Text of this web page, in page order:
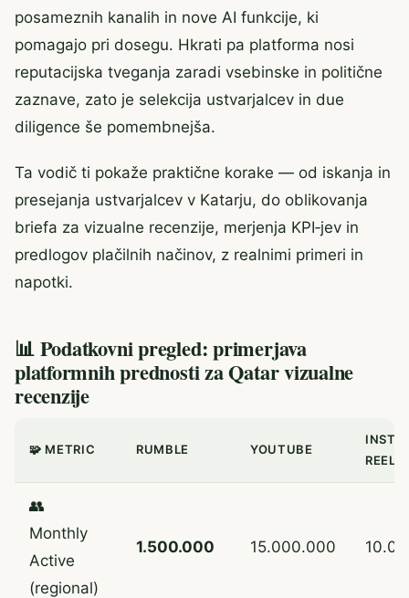
posameznih kanalih in nove AI funkcije, ki
pomagajo pri dosegu. Hkrati pa platforma nosi
reputacijska tveganja zaradi vsebinske in politične
zaznave, zato je selekcija ustvarjalcev in due
diligence še pomembnejša.
Ta vodič ti pokaže praktične korake — od iskanja in
presejanja ustvarjalcev v Katarju, do oblikovanja
briefa za vizualne recenzije, merjenja KPI‑jev in
predlogov plačilnih načinov, z realnimi primeri in
napotki.
📊 Podatkovni pregled: primerjava
platformnih prednosti za Qatar vizualne
recenzije
🧩 METRIC RUMBLE YOUTUBE
REELS
👥
Monthly
Active
(regional)
1.500.000 15.000.000